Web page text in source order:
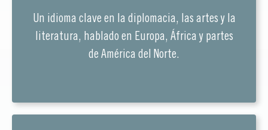
Un idioma clave en la diplomacia, las artes y la
literatura, hablado en Europa, África y partes
de América del Norte.